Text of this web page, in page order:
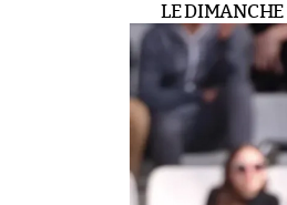
LE DIMANCHE